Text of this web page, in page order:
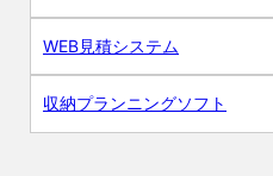
WEB見積システム
収納プランニングソフト